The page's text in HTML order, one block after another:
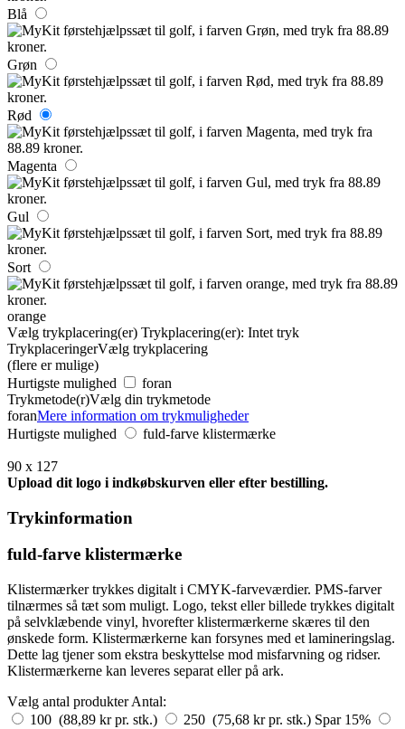
Blå
Grøn
Rød
Magenta
Gul
Sort
orange
Vælg trykplacering(er) Trykplacering(er): Intet tryk
TrykplaceringerVælg trykplacering
(flere er mulige)
Hurtigste mulighed
foran
Trykmetode(r)Vælg din trykmetode
foranMere information om trykmuligheder
Hurtigste mulighed
fuld-farve klistermærke
90 x 127
Upload dit logo i indkøbskurven eller efter bestilling.
Trykinformation
fuld-farve klistermærke
Klistermærker trykkes digitalt i CMYK-farveværdier. PMS-farver
tilnærmes så tæt som muligt. Logo, tekst eller billede trykkes digitalt
på selvklæbende vinyl, hvorefter klistermærkerne skæres til den
ønskede form. Klistermærkerne kan forsynes med et lamineringslag.
Dette lag tjener som ekstra beskyttelse mod misfarvning og ridser.
Klistermærkerne kan leveres separat eller på ark.
Vælg antal produkter Antal:
100 (88,89 kr pr. stk.)
250 (75,68 kr pr. stk.) Spar 15%